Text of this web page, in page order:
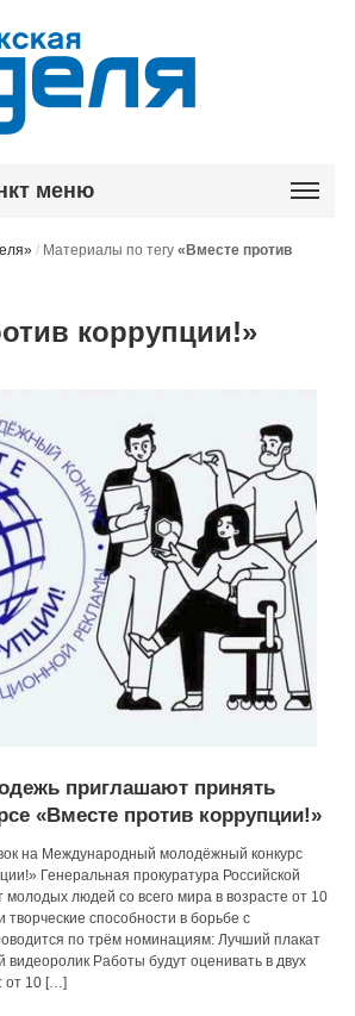
меню
/ Материалы по тегу«Вместе против
коррупции!»
приглашают принять
«Вместе против коррупции!»
на Международный молодёжный конкурс
Генеральная прокуратура Российской
людей со всего мира в возрасте от 10
творческие способности в борьбе с
по трём номинациям: Лучший плакат
Работы будут оценивать в двух
от 10 […]